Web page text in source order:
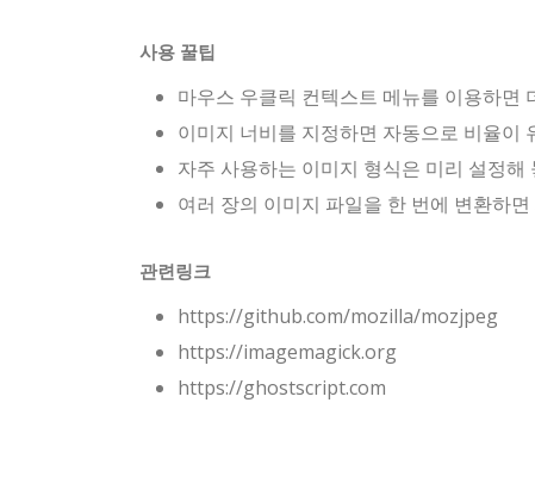
사용 꿀팁
마우스 우클릭 컨텍스트 메뉴를 이용하면
이미지 너비를 지정하면 자동으로 비율이
자주 사용하는 이미지 형식은 미리 설정
여러 장의 이미지 파일을 한 번에 변환하
관련링크
https://github.com/mozilla/mozjpeg
https://imagemagick.org
https://ghostscript.com